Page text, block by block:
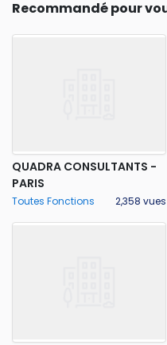
Recommandé pour
QUADRA CONSULTANTS -
PARIS
Toutes Fonctions 2,358 vues